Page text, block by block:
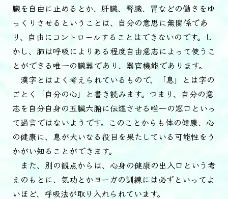
臓を自由に止めるとか、肝臓、腎臓、胃などの働きをゆ
っくりさせるということは、自分の意思に無関係であ
り、自由にコントロールすることはできないのです。し
かし、肺は呼吸によりある程度自由意志によって使うこ
とができる唯一の臓器であり、器官機能であります。
漢字とはよく考えられているもので、「息」とは字の
ごとく「自分の心」と書き読みます。つまり、自分の意
志を自分自身の五臓六腑に伝達させる唯一の窓口といっ
て過言ではないようです。このことからも体の健康、心
の健康に、息が大いなる役目を果たしている可能性をう
かがい知ることができます。
また、別の観点からは、心身の健康の出入口という考
えのもとに、気功とかヨーガの訓練には必ずといってよ
いほど、呼吸法が取り入れられています。